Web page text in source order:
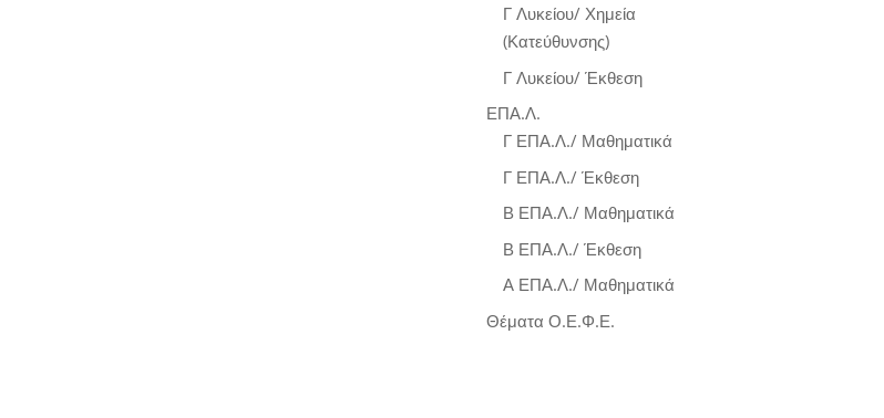
Γ Λυκείου/ Χημεία
(Κατεύθυνσης)
Γ Λυκείου/ Έκθεση
ΕΠΑ.Λ.
Γ ΕΠΑ.Λ./ Μαθηματικά
Γ ΕΠΑ.Λ./ Έκθεση
Β ΕΠΑ.Λ./ Μαθηματικά
Β ΕΠΑ.Λ./ Έκθεση
Α ΕΠΑ.Λ./ Μαθηματικά
Θέματα Ο.Ε.Φ.Ε.